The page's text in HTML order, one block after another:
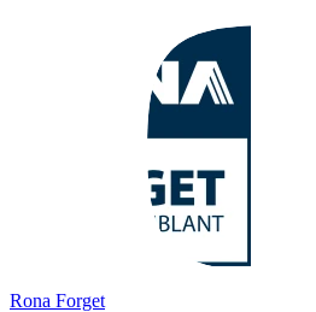
Rona Forget